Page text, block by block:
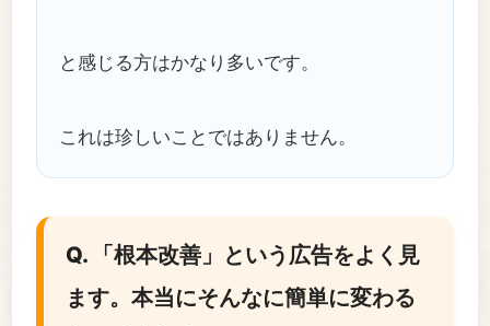
と感じる方はかなり多いです。
これは珍しいことではありません。
Q. 「根本改善」という広告をよく見
ます。本当にそんなに簡単に変わる